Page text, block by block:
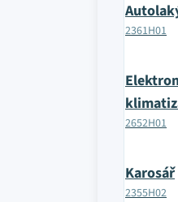
2361H01
2652H01
Karosář
2355H02